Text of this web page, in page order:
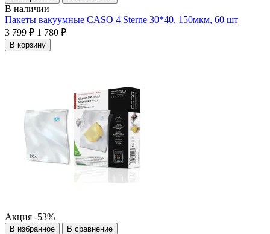
В наличии
Пакеты вакуумные CASO 4 Sterne 30*40, 150мкм, 60 шт
3 799 ₽ 1 780 ₽
В корзину
Акция -53%
В избранное В сравнение